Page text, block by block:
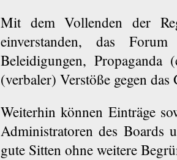
Mit dem Vollenden der
einverstanden, das
Beleidigungen, Propaganda
(verbaler) Verstöße gegen das
Weiterhin können Einträge
Administratoren des Boards
gute Sitten ohne weitere